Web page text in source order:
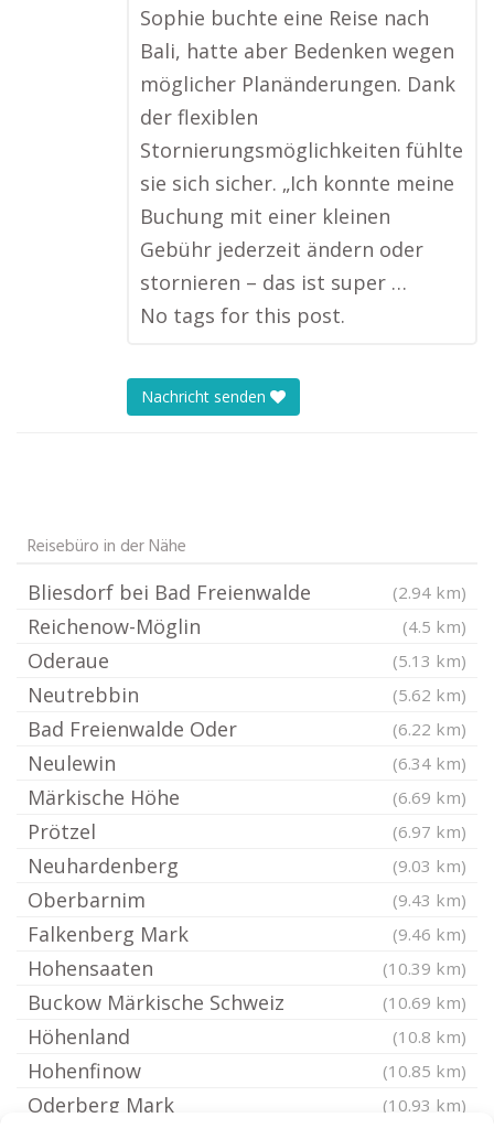
Sophie buchte eine Reise nach
Bali, hatte aber Bedenken wegen
möglicher Planänderungen. Dank
der flexiblen
Stornierungsmöglichkeiten fühlte
sie sich sicher. „Ich konnte meine
Buchung mit einer kleinen
Gebühr jederzeit ändern oder
stornieren – das ist super …
No tags for this post.
Nachricht senden
Reisebüro in der Nähe
Bliesdorf bei Bad Freienwalde (2.94 km)
Reichenow-Möglin (4.5 km)
Oderaue (5.13 km)
Neutrebbin (5.62 km)
Bad Freienwalde Oder (6.22 km)
Neulewin (6.34 km)
Märkische Höhe (6.69 km)
Prötzel (6.97 km)
Neuhardenberg (9.03 km)
Oberbarnim (9.43 km)
Falkenberg Mark (9.46 km)
Hohensaaten (10.39 km)
Buckow Märkische Schweiz (10.69 km)
Höhenland (10.8 km)
Hohenfinow (10.85 km)
Oderberg Mark (10.93 km)